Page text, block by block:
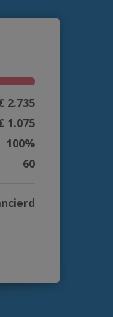
2.735
1.075
100%
60